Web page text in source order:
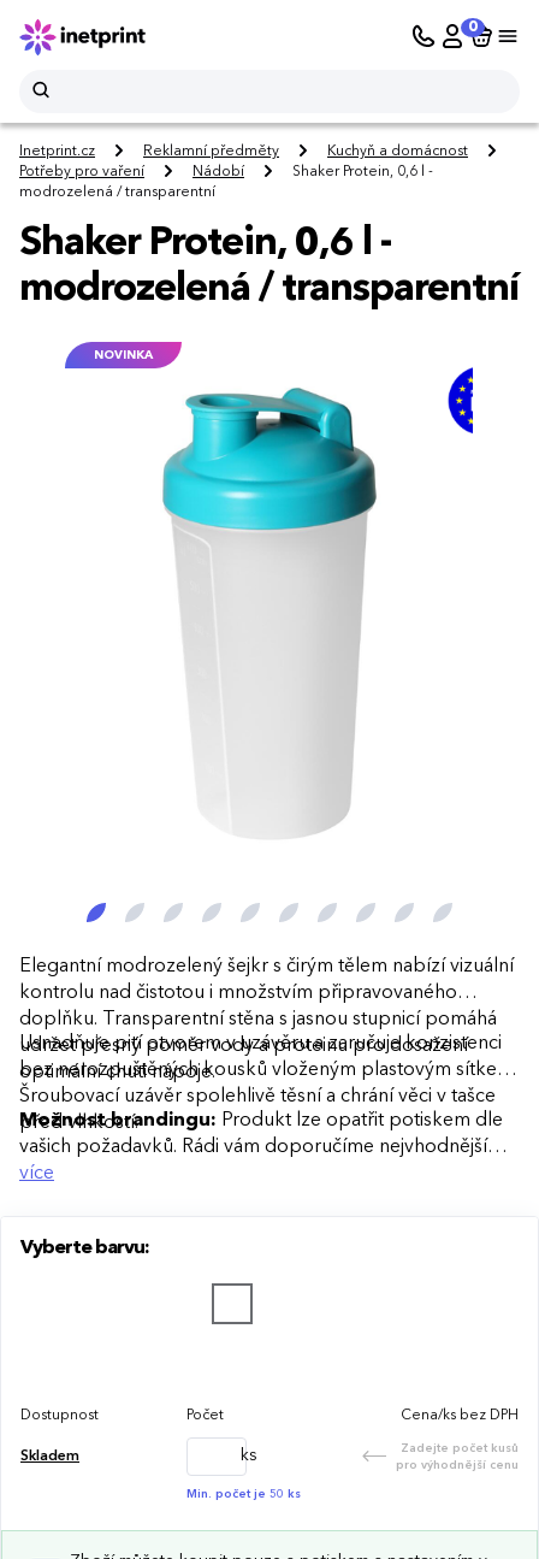
0
Inetprint.cz Reklamní předměty
Kuchyň a domácnost
Potřeby pro vaření
Nádobí
Shaker Protein, 0,6 l -
modrozelená / transparentní
Shaker Protein, 0,6 l -
modrozelená / transparentní
NOVINKA
Elegantní modrozelený šejkr s čirým tělem nabízí vizuální
kontrolu nad čistotou i množstvím připravovaného
doplňku. Transparentní stěna s jasnou stupnicí pomáhá
udržet přesný poměr vody a proteinu pro dosažení
optimální chuti nápoje.
Usnadňuje pití otvorem v uzávěru a zaručuje konzistenci
bez nerozpuštěných kousků vloženým plastovým sítkem.
Šroubovací uzávěr spolehlivě těsní a chrání věci v tašce
před vlhkostí.
Možnost brandingu: Produkt lze opatřit potiskem dle
vašich požadavků. Rádi vám doporučíme nejvhodnější
technologii potisku s ohledem na design i váš rozpočet.
více
Vyberte barvu:
Dostupnost Počet Cena/ks bez DPH
Skladem ks
Zadejte počet kusů
pro výhodnější cenu
Min. počet je 50 ks